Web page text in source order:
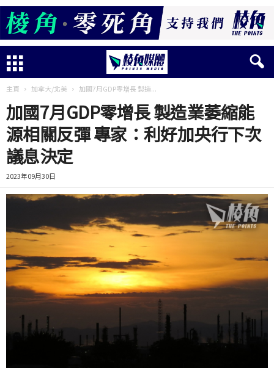
主頁 加拿大/北美 加國7月GDP零增長 製造...
加國7月GDP零增長 製造業萎縮能
源相關反彈 專家：利好加央行下次
議息決定
2023年09月30日